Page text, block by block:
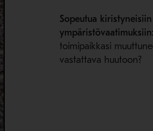
Sopeutua kiristyneisiin
ympäristövaatimuksiin:
toimipaikkasi
vastattava huutoon?